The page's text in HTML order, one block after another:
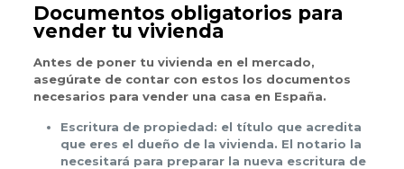
Documentos obligatorios para
vender tu vivienda
Antes de poner tu vivienda en el mercado,
asegúrate de contar con estos los documentos
necesarios para vender una casa en España.
Escritura de propiedad: el título que acredita
que eres el dueño de la vivienda. El notario la
necesitará para preparar la nueva escritura de